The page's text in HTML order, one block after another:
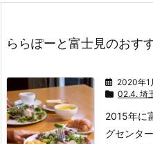
ららぽーと富士見のおす
2020年1
02.4. 埼
2015年に
グセンタ